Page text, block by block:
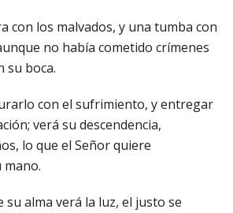
con los malvados, y una tumba con
no había cometido crímenes
su boca.
con el sufrimiento, y entregar
verá su descendencia,
lo que el Señor quiere
su alma verá la luz, el justo se